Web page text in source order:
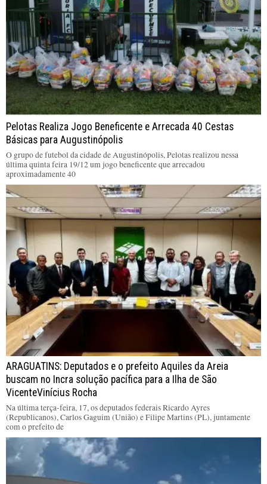
Pelotas Realiza Jogo Beneficente e Arrecada 40 Cestas
Básicas para Augustinópolis
O grupo de futebol da cidade de Augustinópolis, Pelotas realizou nessa
última quinta feira 19/12 um jogo beneficente que arrecadou
aproximadamente 40
ARAGUATINS: Deputados e o prefeito Aquiles da Areia
buscam no Incra solução pacífica para a Ilha de São
VicenteVinícius Rocha
Na última terça-feira, 17, os deputados federais Ricardo Ayres
(Republicanos), Carlos Gaguim (União) e Filipe Martins (PL), juntamente
com o prefeito de